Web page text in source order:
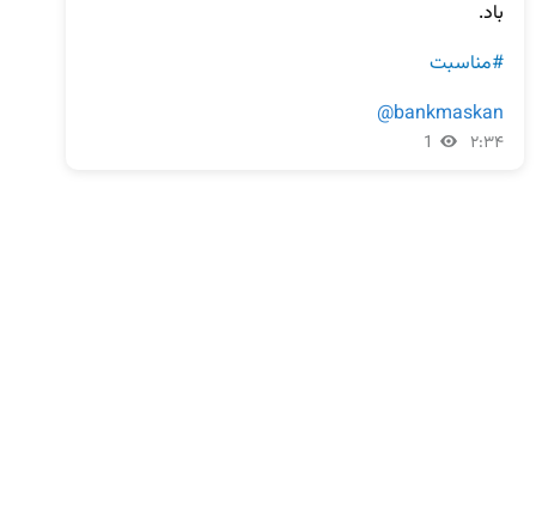
#مناسبت
@bankmaskan
1 ۲:۳۴